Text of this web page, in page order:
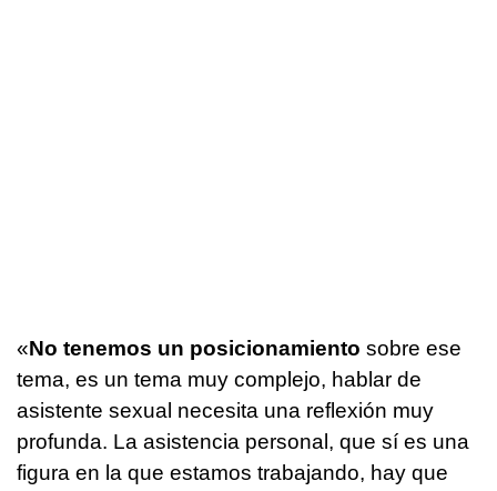
«No tenemos un posicionamiento sobre ese
tema, es un tema muy complejo, hablar de
asistente sexual necesita una reflexión muy
profunda. La asistencia personal, que sí es una
figura en la que estamos trabajando, hay que